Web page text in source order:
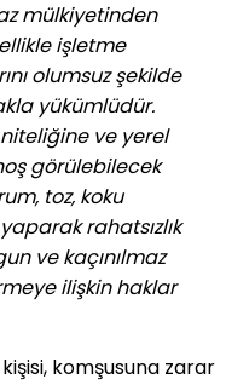
mülkiyetinden
işletme
olumsuz şekilde
yükümlüdür.
niteliğine ve yerel
görülebilecek
toz, koku
rahatsızlık
ve kaçınılmaz
ilişkin haklar
komşusuna zarar